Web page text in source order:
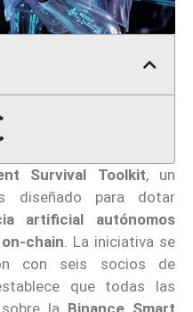
Survival Toolkit, un
diseñado para dotar
artificial
autónomos
chain . La iniciativa se
con seis socios de
que todas las
la Binance Smart